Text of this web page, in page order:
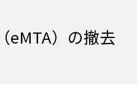
eMTA）の撤去